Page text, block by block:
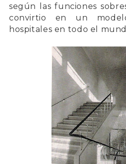
según las funciones
convirtio en un
hospitales en todo el